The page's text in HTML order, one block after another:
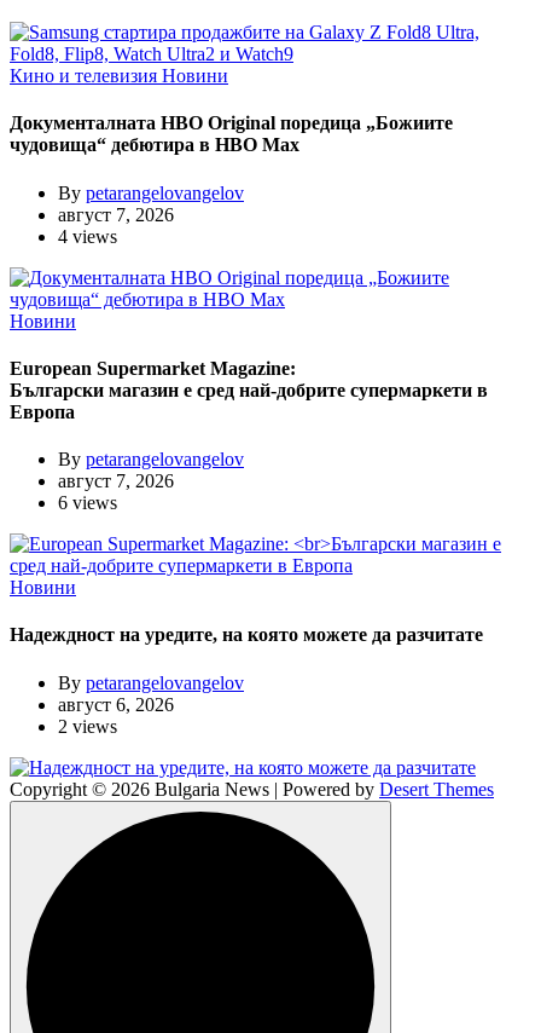
Кино и телевизия Новини
Документалната HBO Original поредица „Божиите
чудовища“ дебютира в HBO Max
By petarangelovangelov
август 7, 2026
4 views
Новини
European Supermarket Magazine:
Български магазин е сред най-добрите супермаркети в
Европа
By petarangelovangelov
август 7, 2026
6 views
Новини
Надеждност на уредите, на която можете да разчитате
By petarangelovangelov
август 6, 2026
2 views
Copyright © 2026 Bulgaria News | Powered by Desert Themes